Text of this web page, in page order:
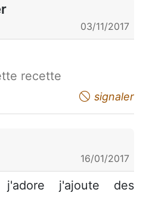
03/11/2017
recette
appreciate signaler
16/01/2017
j'adore j'ajoute des